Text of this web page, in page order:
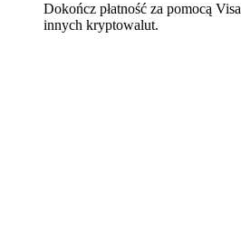
Dokończ płatność za pomocą
innych kryptowalut.